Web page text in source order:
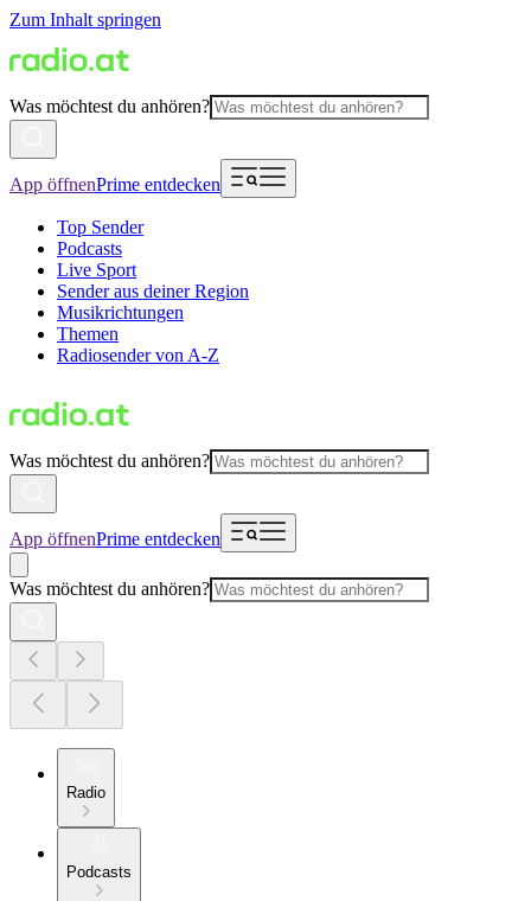
Zum Inhalt springen
Was möchtest du anhören?
App öffnenPrime entdecken
Top Sender
Podcasts
Live Sport
Sender aus deiner Region
Musikrichtungen
Themen
Radiosender von A-Z
Was möchtest du anhören?
App öffnenPrime entdecken
Was möchtest du anhören?
Radio
Podcasts